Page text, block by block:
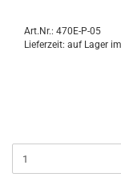
Art.Nr.: 470E-P-05
Lieferzeit: auf Lager